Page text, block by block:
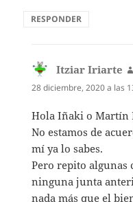
RESPONDER
Itziar Iriarte
28 diciembre, 2020 a las
Hola Iñaki o Martín
No estamos de
mí ya lo sabes.
Pero repito algunas
ninguna junta
nada más que el